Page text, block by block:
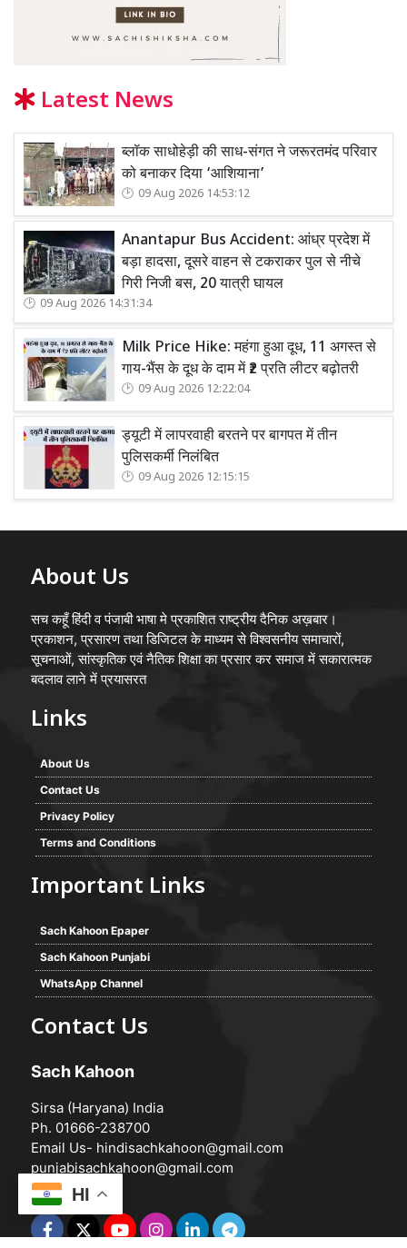
Latest News
ब्लॉक साधोहेड़ी की साध-संगत ने जरूरतमंद परिवार
को बनाकर दिया ‘आशियाना’
09 Aug 2026 14:53:12
Anantapur Bus Accident: आंध्र प्रदेश में
बड़ा हादसा, दूसरे वाहन से टकराकर पुल से नीचे
गिरी निजी बस, 20 यात्री घायल
09 Aug 2026 14:31:34
Milk Price Hike: महंगा हुआ दूध, 11 अगस्त से
गाय-भैंस के दूध के दाम में ₹2 प्रति लीटर बढ़ोतरी
09 Aug 2026 12:22:04
ड्यूटी में लापरवाही बरतने पर बागपत में तीन
पुलिसकर्मी निलंबित
09 Aug 2026 12:15:15
About Us
सच कहूँ हिंदी व पंजाबी भाषा मे प्रकाशित राष्ट्रीय दैनिक अख़बार।
प्रकाशन, प्रसारण तथा डिजिटल के माध्यम से विश्वसनीय समाचारों,
सूचनाओं, सांस्कृतिक एवं नैतिक शिक्षा का प्रसार कर समाज में सकारात्मक
बदलाव लाने में प्रयासरत
Links
About Us
Contact Us
Privacy Policy
Terms and Conditions
Important Links
Sach Kahoon Epaper
Sach Kahoon Punjabi
WhatsApp Channel
Contact Us
Sach Kahoon
Sirsa (Haryana) India
Ph. 01666-238700
Email Us- hindisachkahoon@gmail.com
punjabisachkahoon@gmail.com
HI